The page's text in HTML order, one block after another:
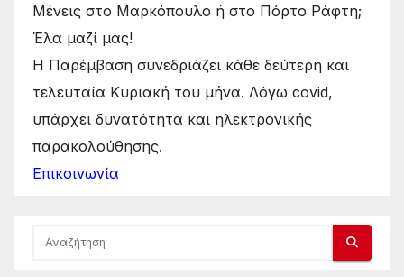
Μένεις στο Μαρκόπουλο ή στο Πόρτο Ράφτη;
Έλα μαζί μας!
Η Παρέμβαση συνεδριάζει κάθε δεύτερη και
τελευταία Κυριακή του μήνα. Λόγω covid,
υπάρχει δυνατότητα και ηλεκτρονικής
παρακολούθησης.
Επικοινωνία